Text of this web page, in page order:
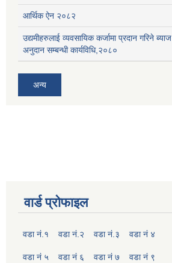
आर्थिक ऐन २०८२
उद्यमीहरुलाई व्यवसायिक कर्जामा प्रदान गरिने ब्याज
अनुदान सम्बन्धी कार्यविधि,२०८०
अन्य
वार्ड प्रोफाइल
वडा नं.१ वडा नं.२ वडा नं.३ वडा नं ४
वडा नं ५ वडा नं ६ वडा नं ७ वडा नं ९